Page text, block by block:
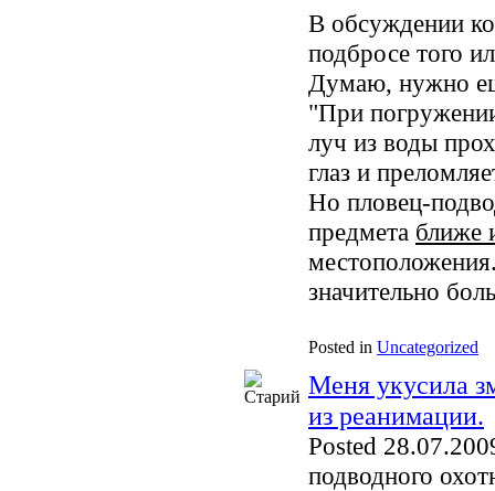
В обсуждении
подбросе того
Думаю, нужно
"При
луч из воды
глаз и
Но пловец-
предмета ближе
значительно
Posted in Uncategorized
Меня укусила
из реанимации.
Posted
подводного